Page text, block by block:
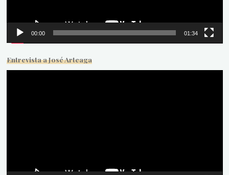
00:00 01:34
Entrevista a José Arteaga